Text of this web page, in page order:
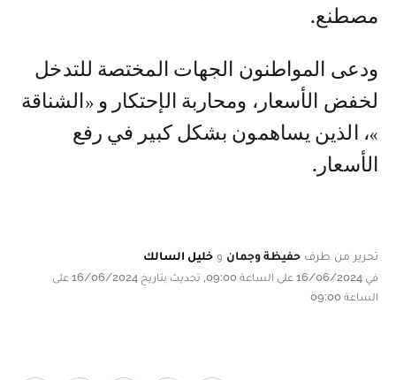
مصطنع.
ودعى المواطنون الجهات المختصة للتدخل
لخفض الأسعار، ومحاربة الإحتكار و «الشناقة
»، الذين يساهمون بشكل كبير في رفع
الأسعار.
تحرير من طرف حفيظة وجمان و خليل السالك
في 16/06/2024 على الساعة 09:00, تحديث بتاريخ 16/06/2024 على
الساعة 09:00